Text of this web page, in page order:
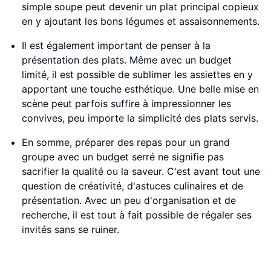
simple soupe peut devenir un plat principal copieux
en y ajoutant les bons légumes et assaisonnements.
Il est également important de penser à la
présentation des plats. Même avec un budget
limité, il est possible de sublimer les assiettes en y
apportant une touche esthétique. Une belle mise en
scène peut parfois suffire à impressionner les
convives, peu importe la simplicité des plats servis.
En somme, préparer des repas pour un grand
groupe avec un budget serré ne signifie pas
sacrifier la qualité ou la saveur. C'est avant tout une
question de créativité, d'astuces culinaires et de
présentation. Avec un peu d'organisation et de
recherche, il est tout à fait possible de régaler ses
invités sans se ruiner.